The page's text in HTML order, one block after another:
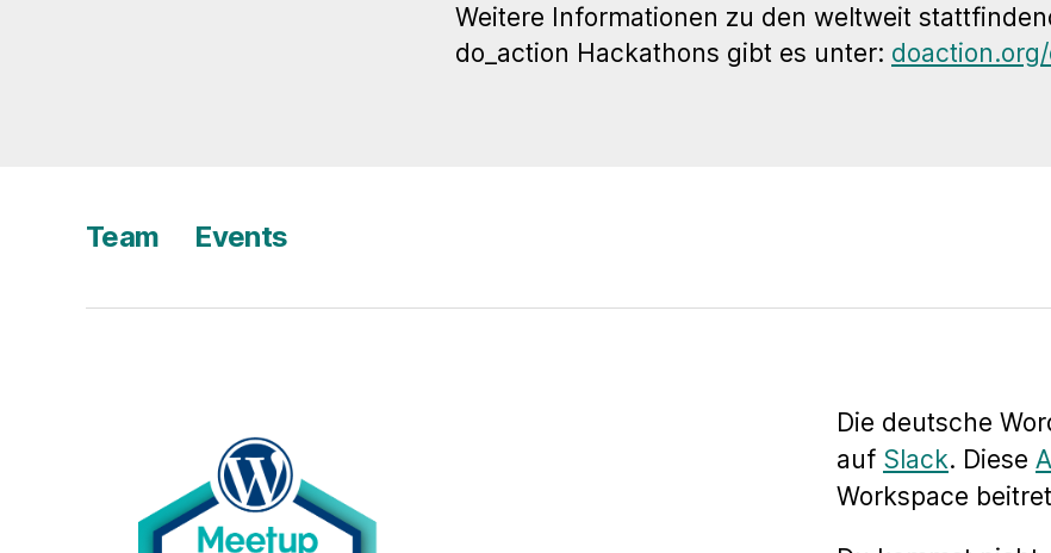
Weitere Informationen zu den weltweit
do_action Hackathons gibt es unter:
Team Events
Die deutsche
auf Slack. Diese
Workspace